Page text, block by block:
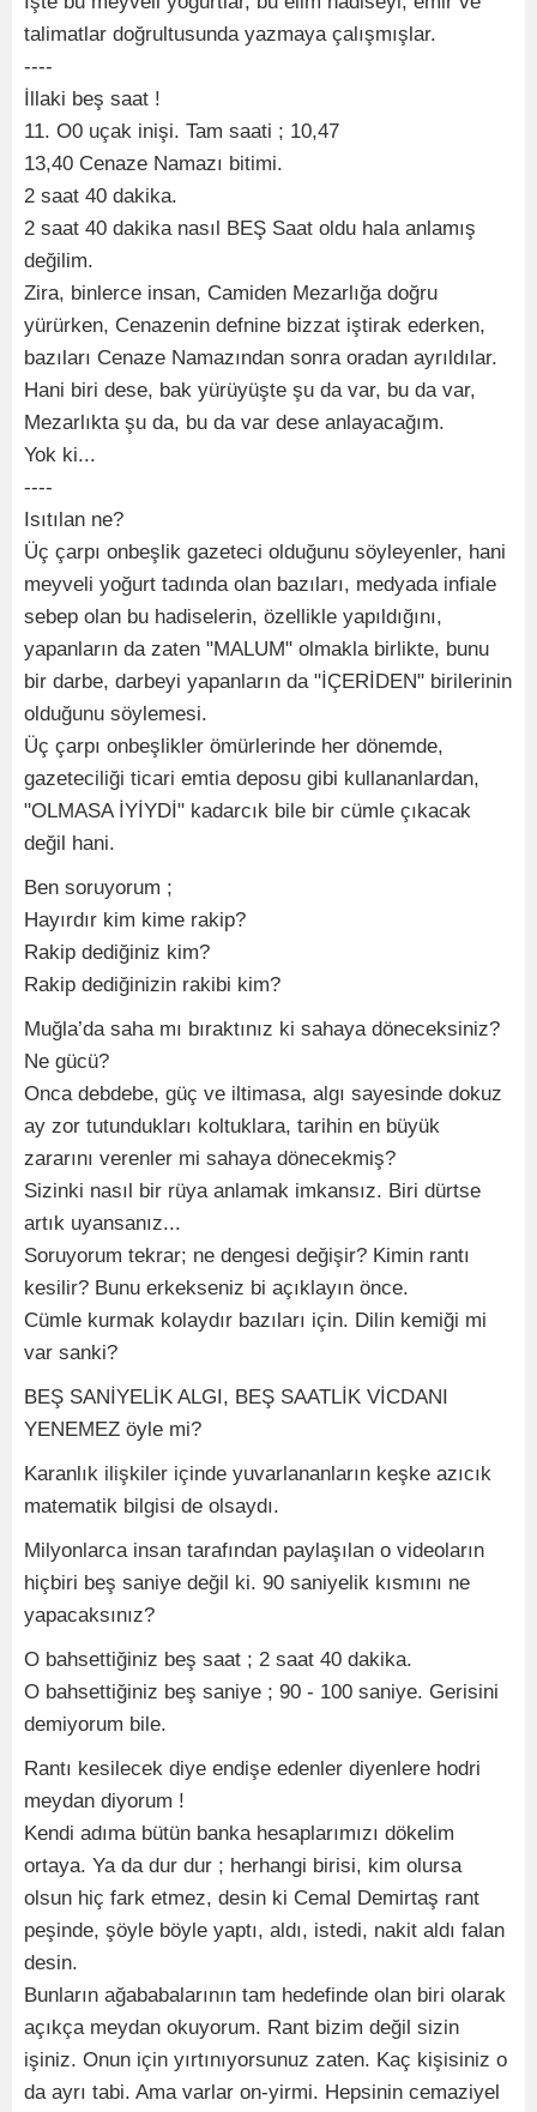
talimatlar doğrultusunda yazmaya çalışmışlar.
----
İllaki beş saat !
11. O0 uçak inişi. Tam saati ; 10,47
13,40 Cenaze Namazı bitimi.
2 saat 40 dakika.
2 saat 40 dakika nasıl BEŞ Saat oldu hala anlamış
değilim.
Zira, binlerce insan, Camiden Mezarlığa doğru
yürürken, Cenazenin defnine bizzat iştirak ederken,
bazıları Cenaze Namazından sonra oradan ayrıldılar.
Hani biri dese, bak yürüyüşte şu da var, bu da var,
Mezarlıkta şu da, bu da var dese anlayacağım.
Yok ki...
----
Isıtılan ne?
Üç çarpı onbeşlik gazeteci olduğunu söyleyenler, hani
meyveli yoğurt tadında olan bazıları, medyada infiale
sebep olan bu hadiselerin, özellikle yapıldığını,
yapanların da zaten "MALUM" olmakla birlikte, bunu
bir darbe, darbeyi yapanların da "İÇERİDEN" birilerinin
olduğunu söylemesi.
Üç çarpı onbeşlikler ömürlerinde her dönemde,
gazeteciliği ticari emtia deposu gibi kullananlardan,
"OLMASA İYİYDİ" kadarcık bile bir cümle çıkacak
değil hani.
Ben soruyorum ;
Hayırdır kim kime rakip?
Rakip dediğiniz kim?
Rakip dediğinizin rakibi kim?
Muğla’da saha mı bıraktınız ki sahaya döneceksiniz?
Ne gücü?
Onca debdebe, güç ve iltimasa, algı sayesinde dokuz
ay zor tutundukları koltuklara, tarihin en büyük
zararını verenler mi sahaya dönecekmiş?
Sizinki nasıl bir rüya anlamak imkansız. Biri dürtse
artık uyansanız...
Soruyorum tekrar; ne dengesi değişir? Kimin rantı
kesilir? Bunu erkekseniz bi açıklayın önce.
Cümle kurmak kolaydır bazıları için. Dilin kemiği mi
var sanki?
BEŞ SANİYELİK ALGI, BEŞ SAATLİK VİCDANI
YENEMEZ öyle mi?
Karanlık ilişkiler içinde yuvarlananların keşke azıcık
matematik bilgisi de olsaydı.
Milyonlarca insan tarafından paylaşılan o videoların
hiçbiri beş saniye değil ki. 90 saniyelik kısmını ne
yapacaksınız?
O bahsettiğiniz beş saat ; 2 saat 40 dakika.
O bahsettiğiniz beş saniye ; 90 - 100 saniye. Gerisini
demiyorum bile.
Rantı kesilecek diye endişe edenler diyenlere hodri
meydan diyorum !
Kendi adıma bütün banka hesaplarımızı dökelim
ortaya. Ya da dur dur ; herhangi birisi, kim olursa
olsun hiç fark etmez, desin ki Cemal Demirtaş rant
peşinde, şöyle böyle yaptı, aldı, istedi, nakit aldı falan
desin.
Bunların ağababalarının tam hedefinde olan biri olarak
açıkça meydan okuyorum. Rant bizim değil sizin
işiniz. Onun için yırtınıyorsunuz zaten. Kaç kişisiniz o
da ayrı tabi. Ama varlar on-yirmi. Hepsinin cemaziyel